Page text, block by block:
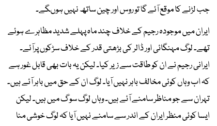
جب لڑنے کا موقع آئے گا تو روس اور چین ساتھ نہیں ہوںگے۔
ایران میں موجودہ رجیم کے خلاف چند ماہ پہلے شدید مظاہرے ہوئے
تھے۔ لوگ مہنگائی اور ڈالر کی بڑھتی قدر کے خلاف سڑکوں پرآئے۔
ایرانی رجیم نے ان کو طاقت سے زیر کیا۔ لیکن یہ بات بھی قابل غور ہے
کہ اب وہاں کوئی مخالف باہر نہیں آیا۔ لوگ ان کے حق میں باہر آئے ہیں۔
تہران سے جو مناظر سامنے آئے ہیں۔ وہاں لوگ سو گ میں ہیں۔ لیکن
ایسا کوئی منظر ایران کے اندر سے سامنے نہیں آیا کہ لوگ خوشی منا